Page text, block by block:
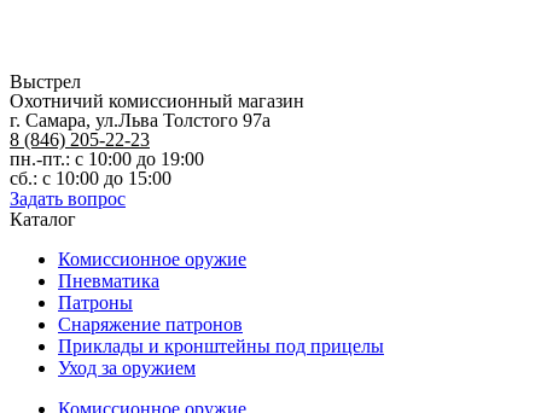
Выстрел
Охотничий комиссионный магазин
г. Самара, ул.Льва Толстого 97а
8 (846) 205-22-23
пн.-пт.: с 10:00 до 19:00
сб.: с 10:00 до 15:00
Задать вопрос
Каталог
Комиссионное оружие
Пневматика
Патроны
Снаряжение патронов
Приклады и кронштейны под прицелы
Уход за оружием
Комиссионное оружие